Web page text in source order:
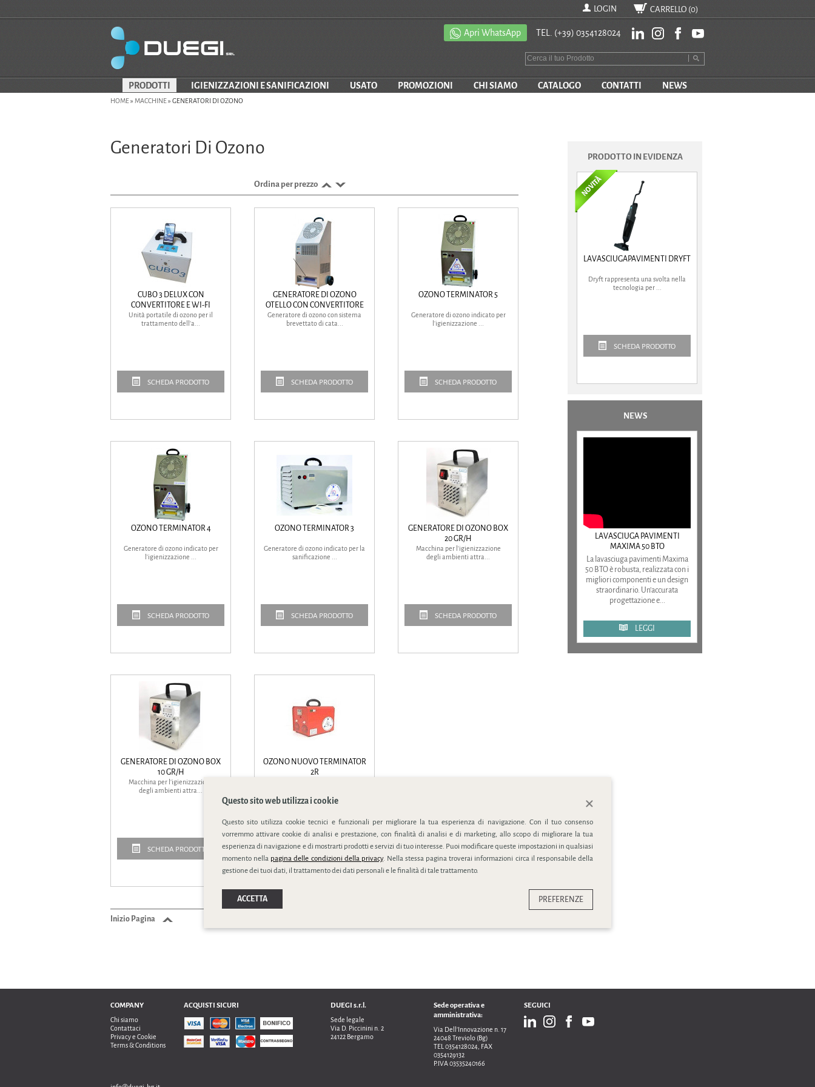
LOGIN CARRELLO (0)
Apri WhatsApp TEL. (+39) 0354128024
PRODOTTI IGIENIZZAZIONI E SANIFICAZIONI USATO PROMOZIONI CHI SIAMO CATALOGO CONTATTI NEWS
HOME» MACCHINE» GENERATORI DI OZONO
Generatori Di Ozono
Ordina per prezzo
CUBO 3 DELUX CON
CONVERTITORE E WI-FI
Unità portatile di ozono per il
trattamento dell'a...
SCHEDA PRODOTTO
GENERATORE DI OZONO
OTELLO CON CONVERTITORE
Generatore di ozono con sistema
brevettato di cata...
SCHEDA PRODOTTO
OZONO TERMINATOR 5
Generatore di ozono indicato per
l'igienizzazione ...
SCHEDA PRODOTTO
OZONO TERMINATOR 4
Generatore di ozono indicato per
l'igienizzazione ...
SCHEDA PRODOTTO
OZONO TERMINATOR 3
Generatore di ozono indicato per la
sanificazione ...
SCHEDA PRODOTTO
GENERATORE DI OZONO BOX
20 GR/H
Macchina per l'igienizzazione
degli ambienti attra...
SCHEDA PRODOTTO
GENERATORE DI OZONO BOX
10 GR/H
Macchina per l'igienizzazione
degli ambienti attra...
SCHEDA PRODOTTO
OZONO NUOVO TERMINATOR
2R
SCHEDA PRODOTTO
Inizio Pagina
PRODOTTO IN EVIDENZA
LAVASCIUGAPAVIMENTI DRYFT
Dryft rappresenta una svolta nella
tecnologia per ...
SCHEDA PRODOTTO
NEWS
LAVASCIUGA PAVIMENTI
MAXIMA 50 BTO
La lavasciuga pavimenti Maxima
50 BTO è robusta, realizzata con i
migliori componenti e un design
straordinario. Un'accurata
progettazione e...
LEGGI
COMPANY
Chi siamo
Contattaci
Privacy e Cookie
Terms & Conditions
ACQUISTI SICURI DUEGI s.r.l.
Sede legale
Via D. Piccinini n. 2
24122 Bergamo
Sede operativa e
amministrativa:
Via Dell’Innovazione n. 17
24048 Treviolo (Bg)
TEL 0354128024, FAX
0354129132
P.IVA 03535240166
SEGUICI
Questo sito web utilizza i cookie
Questo sito utilizza cookie tecnici e funzionali per migliorare la tua esperienza di navigazione. Con il tuo consenso
vorremmo attivare cookie di analisi e prestazione, con finalità di analisi e di marketing, allo scopo di migliorare la tua
esperienza di navigazione e di mostrarti prodotti e servizi di tuo interesse. Puoi modificare queste impostazioni in qualsiasi
momento nella pagina delle condizioni della privacy. Nella stessa pagina troverai informazioni circa il responsabile della
gestione dei tuoi dati, il trattamento dei dati personali e le finalità di tale trattamento.
ACCETTA PREFERENZE